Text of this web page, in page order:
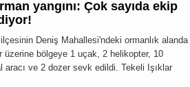
yangını: Çok sayıda ekip
Deniş Mahallesi'ndeki ormanlık alanda
üzerine bölgeye 1 uçak, 2 helikopter, 10
aracı ve 2 dozer sevk edildi. Tekeli Işıklar